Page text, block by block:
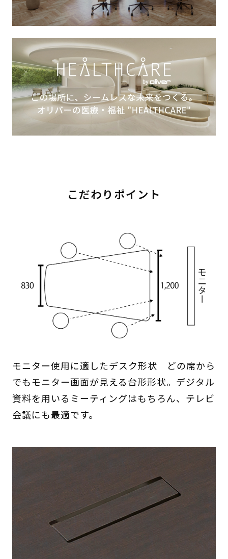
こだわりポイント
モニター使用に適したデスク形状 どの席から
でもモニター画面が見える台形形状。デジタル
資料を用いるミーティングはもちろん、テレビ
会議にも最適です。